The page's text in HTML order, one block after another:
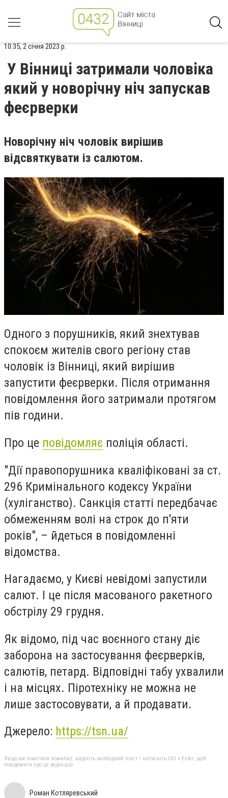
10:35, 2 січня 2023 р.
У Вінниці затримали чоловіка
який у новорічну ніч запускав
феєрверки
Новорічну ніч чоловік вирішив
відсвяткувати із салютом.
Одного з порушників, який знехтував
спокоєм жителів свого регіону став
чоловік із Вінниці, який вирішив
запустити феєрверки. Після отримання
повідомлення його затримали протягом
пів години.
Про це повідомляє поліція області.
"Дії правопорушника кваліфіковані за ст.
296 Кримінального кодексу України
(хуліганство). Санкція статті передбачає
обмеженням волі на строк до п'яти
років", – йдеться в повідомленні
відомства.
Нагадаємо, у Києві невідомі запустили
салют. І це після масованого ракетного
обстрілу 29 грудня.
Як відомо, під час воєнного стану діє
заборона на застосування феєрверків,
салютів, петард. Відповідні табу ухвалили
і на місцях. Піротехніку не можна не
лише застосовувати, а й продавати.
Джерело: https://tsn.ua/
Якщо ви помітили помилку, виділіть необхідний текст і натисніть Ctrl + Enter, щоб
повідомити про це редакцію
Роман Котляревський